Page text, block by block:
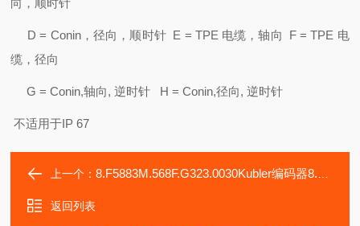
向，顺时针
D = Conin，径向，顺时针 E = TPE 电缆，轴向 F = TPE 电
缆，径向
G = Conin,轴向, 逆时针 H = Conin,径向, 逆时针
不适用于IP 67
上一个：8.F5883M.568F.G323.0030Kubler编码器8.5020.0050.1024.S147
返回列表